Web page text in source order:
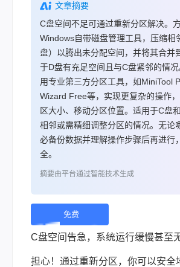
文章摘要
C盘空间不足可通过重新分区解决。
Windows自带磁盘管理工具，压缩相
盘）以腾出未分配空间，并将其合并
于D盘有充足空间且与C盘紧邻的情
用专业第三方分区工具，如MiniTool
Wizard Free等，实现更复杂的操作
区大小、移动分区位置。适用于C盘
相邻或需精细调整分区的情况。无论
必备份数据并理解操作步骤后再进行
全。
摘要由平台通过智能技术生成
免费
下
载 |
C盘空间告急，系统运行缓慢甚至
担心！通过重新分区，你可以安全